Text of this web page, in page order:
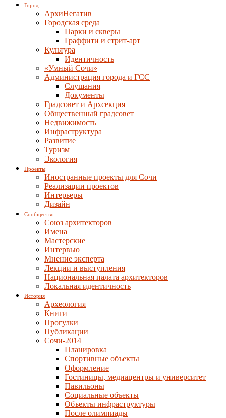
Город
АрхиНегатив
Городская среда
Парки и скверы
Граффити и стрит-арт
Культура
Идентичность
«Умный Сочи»
Администрация города и ГСС
Слушания
Документы
Градсовет и Архсекция
Общественный градсовет
Недвижимость
Инфраструктура
Развитие
Туризм
Экология
Проекты
Иностранные проекты для Сочи
Реализации проектов
Интерьеры
Дизайн
Сообщество
Союз архитекторов
Имена
Мастерские
Интервью
Мнение эксперта
Лекции и выступления
Национальная палата архитекторов
Локальная идентичность
История
Археология
Книги
Прогулки
Публикации
Сочи-2014
Планировка
Спортивные объекты
Оформление
Гостиницы, медиацентры и университет
Павильоны
Социальные объекты
Объекты инфраструктуры
После олимпиады